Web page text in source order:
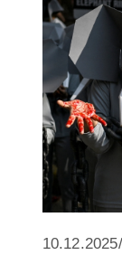
10.12.2025/